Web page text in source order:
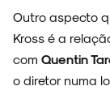
Outro aspecto
Kross é a
com Quentin
o diretor numa